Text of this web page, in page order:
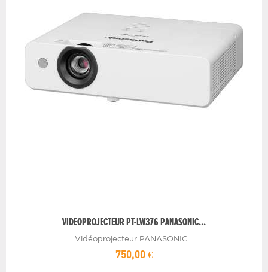
VIDEOPROJECTEUR PT-LW376 PANASONIC...
Vidéoprojecteur PANASONIC...
750,00 €